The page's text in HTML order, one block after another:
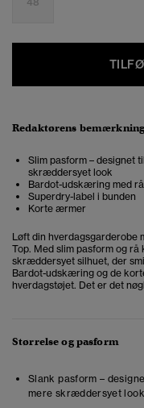
Redaktørens
Slim pasform – designet
skræddersyet look
Bardot-udskæring med
Superdry-label i bunden
Korte ærmer
Løft din hverdagsgarderobe
Top. Med slim pasform og
skræddersyet silhuet, der
Bardot-udskæring og de
hverdagstøjet. Det er det
Størrelse og pasform
Slank pasform –
mere skræddersyet